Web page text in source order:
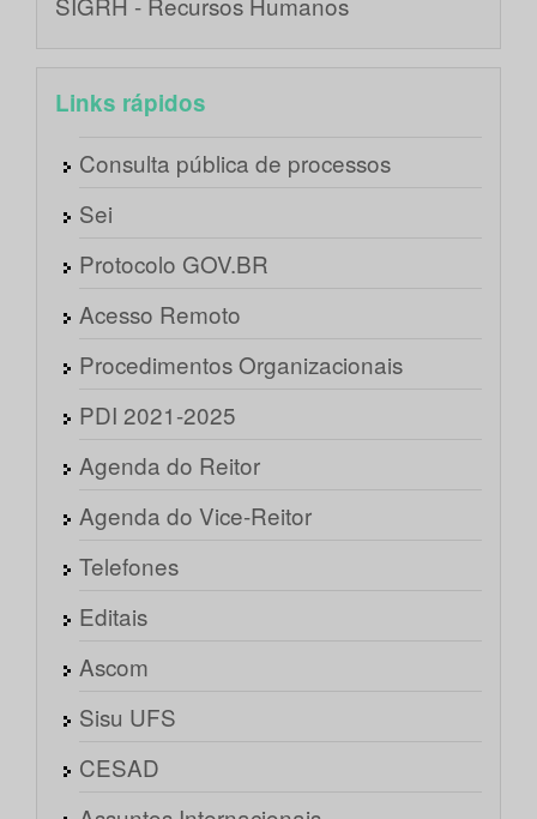
Links rápidos
Consulta pública de processos
Sei
Protocolo GOV.BR
Acesso Remoto
Procedimentos Organizacionais
PDI 2021-2025
Agenda do Reitor
Agenda do Vice-Reitor
Telefones
Editais
Ascom
Sisu UFS
CESAD